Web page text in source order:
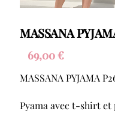
MASSANA
69,00€
MASSANA PYJAMA
Pyama avec t-shirt